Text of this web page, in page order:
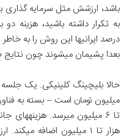
باشد، ارزشش مثل سرمایه گذاری
بعدا پشیمان میشوند چون
میلیون تومان است – بسته به
هزار تا ۱ میلیون اضافه